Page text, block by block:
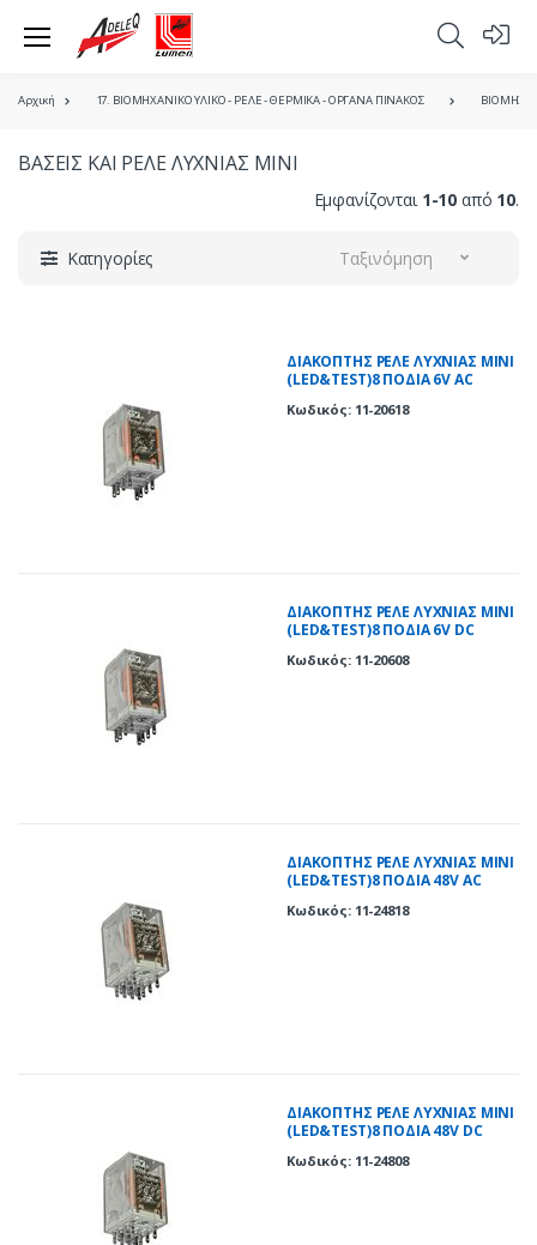
Αρχική 17. ΒΙΟΜΗΧΑΝΙΚΟ ΥΛΙΚΟ - ΡΕΛΕ - ΘΕΡΜΙΚΑ - ΟΡΓΑΝΑ ΠΙΝΑΚΟΣ
ΒΑΣΕΙΣ ΚΑΙ ΡΕΛΕ ΛΥΧΝΙΑΣ ΜΙΝΙ
Εμφανίζονται 1-10 από 10.
Κατηγορίες Ταξινόμηση
ΔΙΑΚΟΠΤΗΣ ΡΕΛΕ ΛΥΧΝΙΑΣ ΜΙΝΙ
(LED&TEST)8 ΠΟΔΙΑ 6V AC
Κωδικός: 11-20618
ΔΙΑΚΟΠΤΗΣ ΡΕΛΕ ΛΥΧΝΙΑΣ ΜΙΝΙ
(LED&TEST)8 ΠΟΔΙΑ 6V DC
Κωδικός: 11-20608
ΔΙΑΚΟΠΤΗΣ ΡΕΛΕ ΛΥΧΝΙΑΣ ΜΙΝΙ
(LED&TEST)8 ΠΟΔΙΑ 48V AC
Κωδικός: 11-24818
ΔΙΑΚΟΠΤΗΣ ΡΕΛΕ ΛΥΧΝΙΑΣ ΜΙΝΙ
(LED&TEST)8 ΠΟΔΙΑ 48V DC
Κωδικός: 11-24808